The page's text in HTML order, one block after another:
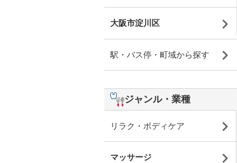
大阪市淀川区
駅・バス停・町域から探す
ジャンル・業種
リラク・ボディケア
マッサージ